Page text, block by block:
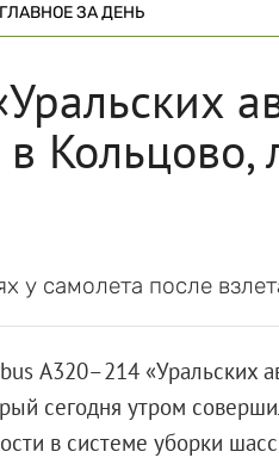
ГЛАВНОЕ ЗА ДЕНЬ
Кольцово,
у самолета после
А320–214 «Уральских
сегодня утром
в системе уборки